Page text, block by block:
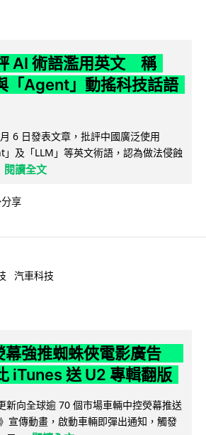
AI 術語濫用英文 稱
「Agent」動搖科技話語
6 日發表文章，批評中國廣泛使用
」及「LLM」等英文術語，認為做法侵蝕
閱讀全文
分享
汽車科技
幕強推蜘蛛俠電影廣告
iTunes 送 U2 專輯翻版
新向全球逾 70 個市場車輛中控熒幕推送
宣傳動畫，啟動車輛即彈出通知，觸發